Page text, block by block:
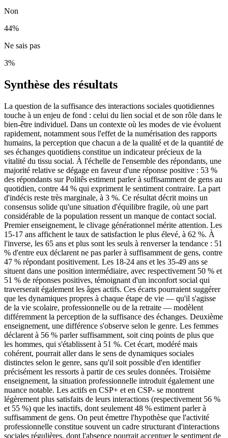
Non
44%
Ne sais pas
3%
Synthèse des résultats
La question de la suffisance des interactions sociales quotidiennes
touche à un enjeu de fond : celui du lien social et de son rôle dans le
bien-être individuel. Dans un contexte où les modes de vie évoluent
rapidement, notamment sous l'effet de la numérisation des rapports
humains, la perception que chacun a de la qualité et de la quantité de
ses échanges quotidiens constitue un indicateur précieux de la
vitalité du tissu social. À l'échelle de l'ensemble des répondants, une
majorité relative se dégage en faveur d'une réponse positive : 53 %
des répondants sur Politês estiment parler à suffisamment de gens au
quotidien, contre 44 % qui expriment le sentiment contraire. La part
d'indécis reste très marginale, à 3 %. Ce résultat décrit moins un
consensus solide qu'une situation d'équilibre fragile, où une part
considérable de la population ressent un manque de contact social.
Premier enseignement, le clivage générationnel mérite attention. Les
15-17 ans affichent le taux de satisfaction le plus élevé, à 62 %. À
l'inverse, les 65 ans et plus sont les seuls à renverser la tendance : 51
% d'entre eux déclarent ne pas parler à suffisamment de gens, contre
47 % répondant positivement. Les 18-24 ans et les 35-49 ans se
situent dans une position intermédiaire, avec respectivement 50 % et
51 % de réponses positives, témoignant d'un inconfort social qui
traverserait également les âges actifs. Ces écarts pourraient suggérer
que les dynamiques propres à chaque étape de vie — qu'il s'agisse
de la vie scolaire, professionnelle ou de la retraite — modèlent
différemment la perception de la suffisance des échanges. Deuxième
enseignement, une différence s'observe selon le genre. Les femmes
déclarent à 56 % parler suffisamment, soit cinq points de plus que
les hommes, qui s'établissent à 51 %. Cet écart, modéré mais
cohérent, pourrait aller dans le sens de dynamiques sociales
distinctes selon le genre, sans qu'il soit possible d'en identifier
précisément les ressorts à partir de ces seules données. Troisième
enseignement, la situation professionnelle introduit également une
nuance notable. Les actifs en CSP+ et en CSP- se montrent
légèrement plus satisfaits de leurs interactions (respectivement 56 %
et 55 %) que les inactifs, dont seulement 48 % estiment parler à
suffisamment de gens. On peut émettre l'hypothèse que l'activité
professionnelle constitue souvent un cadre structurant d'interactions
sociales régulières, dont l'absence pourrait accentuer le sentiment de